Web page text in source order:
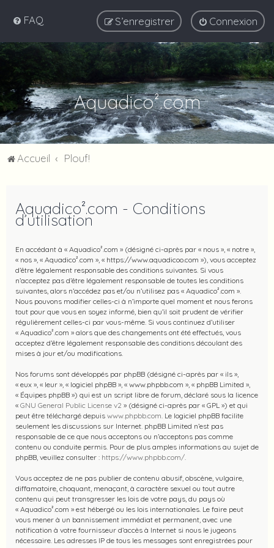
FAQ Connexion
S’enregistrer
Aquadico².com
Accueil Plouf!
Aquadico².com - Conditions
d’utilisation
En accédant à « Aquadico².com » (désigné ci-après par « nous », « notre »,
« nos », « Aquadico².com », « https://www.aquadicoo.com »), vous acceptez
d’être légalement responsable des conditions suivantes. Si vous
n’acceptez pas d’être légalement responsable de toutes les conditions
suivantes, alors n’accédez pas et/ou n’utilisez pas « Aquadico².com ».
Nous pouvons modifier celles-ci à n’importe quel moment et nous ferons
tout pour que vous en soyez informé, bien qu’il soit prudent de vérifier
régulièrement celles-ci par vous-même. Si vous continuez d’utiliser
« Aquadico².com » alors que des changements ont été effectués, vous
acceptez d’être légalement responsable des conditions découlant des
mises à jour et/ou modifications.
Nos forums sont développés par phpBB (désigné ci-après par « ils »,
« eux », « leur », « logiciel phpBB », « www.phpbb.com », « phpBB Limited »,
« Équipes phpBB ») qui est un script libre de forum, déclaré sous la licence
« GNU General Public License v2 » (désigné ci-après par « GPL ») et qui
peut être téléchargé depuis www.phpbb.com . Le logiciel phpBB facilite
seulement les discussions sur Internet. phpBB Limited n’est pas
responsable de ce que nous acceptons ou n’acceptons pas comme
contenu ou conduite permis. Pour de plus amples informations au sujet de
phpBB, veuillez consulter : https://www.phpbb.com/
Vous acceptez de ne pas publier de contenu abusif, obscène, vulgaire,
diffamatoire, choquant, menaçant, à caractère sexuel ou tout autre
contenu qui peut transgresser les lois de votre pays, du pays où
« Aquadico².com » est hébergé ou les lois internationales. Le faire peut
vous mener à un bannissement immédiat et permanent, avec une
notification à votre fournisseur d’accès à Internet si nous le jugeons
nécessaire. Les adresses IP de tous les messages sont enregistrées pour